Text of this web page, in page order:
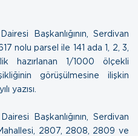
Başkanlığının, Serdivan
nolu parsel ile 141 ada 1, 2, 3,
hazırlanan 1/1000 ölçekli
görüşülmesine ilişkin
yazısı.
Başkanlığının, Serdivan
2807, 2808, 2809 ve